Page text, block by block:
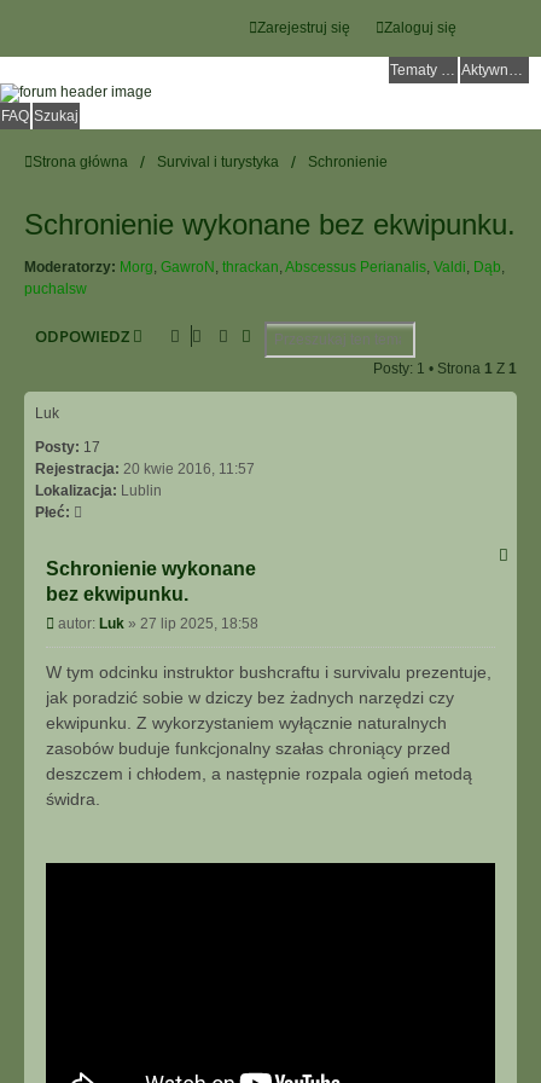
Zaloguj się
Zarejestruj się
Tematy bez odpowiedzi Aktywne tematy
FAQ Szukaj
Strona główna Survival i turystyka Schronienie
Schronienie wykonane bez ekwipunku.
Moderatorzy: Morg, GawroN , thrackan, Abscessus Perianalis, Valdi, Dąb,
puchalsw
ODPOWIEDZ SzukajWyszukiwanie Zaawansowane
Posty: 1 • Strona 1 Z 1
Luk
Posty: 17
Rejestracja: 20 kwie 2016, 11:57
Lokalizacja: Lublin
Płeć:
Schronienie wykonane
bez ekwipunku.
P
o
s
autor: Luk » 27 lip 2025, 18:58
W tym odcinku instruktor bushcraftu i survivalu prezentuje,
jak poradzić sobie w dziczy bez żadnych narzędzi czy
ekwipunku. Z wykorzystaniem wyłącznie naturalnych
zasobów buduje funkcjonalny szałas chroniący przed
deszczem i chłodem, a następnie rozpala ogień metodą
świdra.